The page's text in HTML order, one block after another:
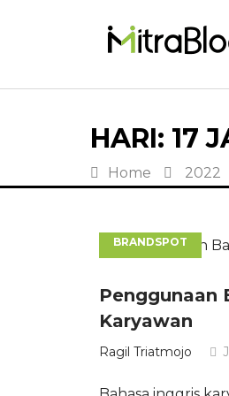
HARI: 17
Home 2022
BRANDSPOT
Penggunaan
Karyawan
Ragil Triatmojo